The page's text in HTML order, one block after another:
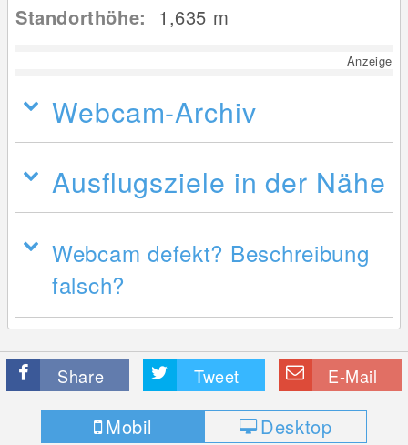
Standorthöhe: 1,635 m
Anzeige
Webcam-Archiv
Ausflugsziele in der Nähe
Webcam defekt? Beschreibung
falsch?
Share Tweet E-Mail
Mobil Desktop